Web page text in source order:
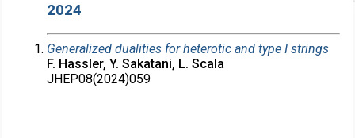
2024
Generalized dualities for heterotic and type I strings
F. Hassler, Y. Sakatani, L. Scala
JHEP08(2024)059